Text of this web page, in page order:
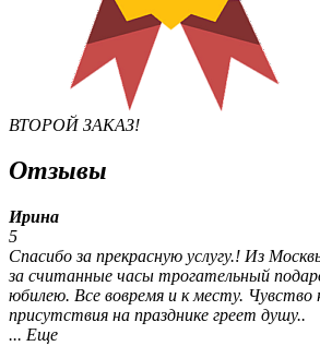
ВТОРОЙ ЗАКАЗ!
Отзывы
Ирина
5
Спасибо за прекрасную услугу.! Из
за считанные часы трогательный
юбилею. Все вовремя и к месту. Чувство
присутствия на празднике греет душу..
... Еще